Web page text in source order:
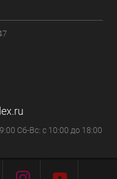
Сб-Вс: с 10:00 до 18:00